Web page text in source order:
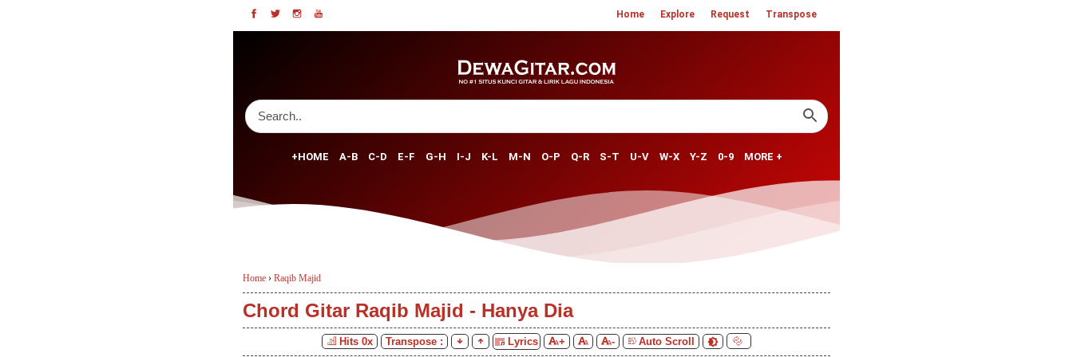
Home Explore Request Transpose
+HOME A-B C-D E-F G-H I-J K-L M-N O-P Q-R S-T U-V W-X Y-Z 0-9 MORE +
Home › Raqib Majid
Chord Gitar Raqib Majid - Hanya Dia
Hits 0x Transpose : Lyrics + - Auto Scroll